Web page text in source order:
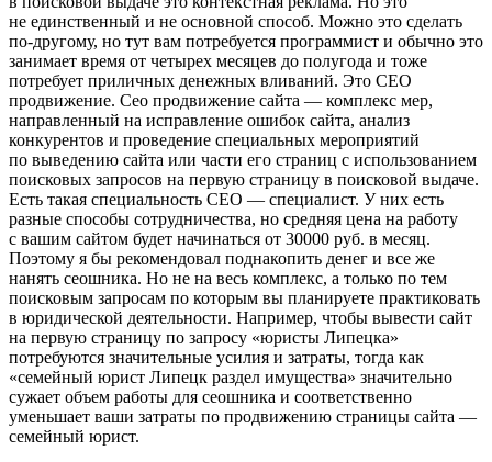
не единственный и не основной способ. Можно это сделать
по-другому, но тут вам потребуется программист и обычно это
занимает время от четырех месяцев до полугода и тоже
потребует приличных денежных вливаний. Это СЕО
продвижение. Сео продвижение сайта — комплекс мер,
направленный на исправление ошибок сайта, анализ
конкурентов и проведение специальных мероприятий
по выведению сайта или части его страниц с использованием
поисковых запросов на первую страницу в поисковой выдаче.
Есть такая специальность СЕО — специалист. У них есть
разные способы сотрудничества, но средняя цена на работу
с вашим сайтом будет начинаться от 30000 руб. в месяц.
Поэтому я бы рекомендовал поднакопить денег и все же
нанять сеошника. Но не на весь комплекс, а только по тем
поисковым запросам по которым вы планируете практиковать
в юридической деятельности. Например, чтобы вывести сайт
на первую страницу по запросу «юристы Липецка»
потребуются значительные усилия и затраты, тогда как
«семейный юрист Липецк раздел имущества» значительно
сужает объем работы для сеошника и соответственно
уменьшает ваши затраты по продвижению страницы сайта —
семейный юрист.